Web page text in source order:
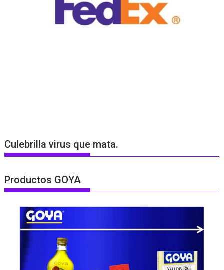
Culebrilla virus que mata.
Productos GOYA